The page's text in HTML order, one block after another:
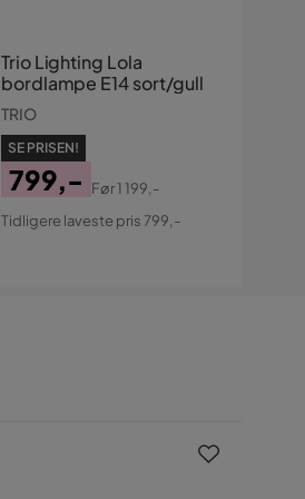
Trio Lighting Lola
bordlampe E14 sort/gull
TRIO
SE PRISEN!
Pris
799,-
Original
Før1 199,-
Tidligere laveste pris 799,-